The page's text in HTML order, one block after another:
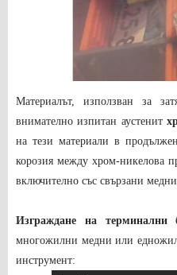
Материалът, използван за
внимателно изпитан аустенит
на тези материали в
корозия между хром-никелова
включително със свързани
Изграждане на терминални
многожилни медни или
инструмент: